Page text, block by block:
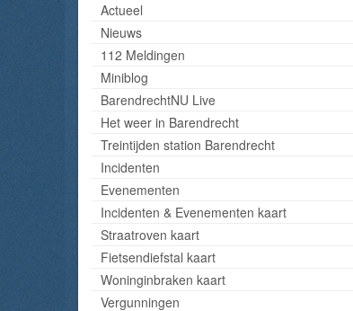
Actueel
Nieuws
112 Meldingen
Miniblog
BarendrechtNU Live
Het weer in Barendrecht
Treintijden station Barendrecht
Incidenten
Evenementen
Incidenten & Evenementen kaart
Straatroven kaart
Fietsendiefstal kaart
Woninginbraken kaart
Vergunningen